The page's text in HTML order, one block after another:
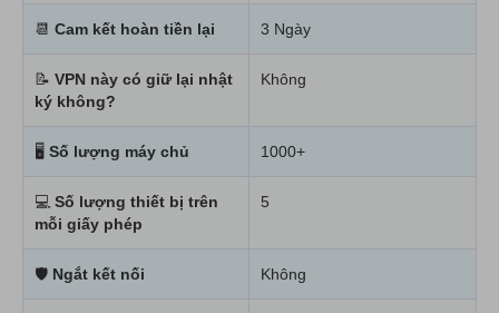
📆 Cam kết hoàn tiền lại 3 Ngày
📝 VPN này có giữ lại nhật
ký không?
Không
🖥 Số lượng máy chủ 1000+
💻 Số lượng thiết bị trên
mỗi giấy phép
5
🛡 Ngắt kết nối Không